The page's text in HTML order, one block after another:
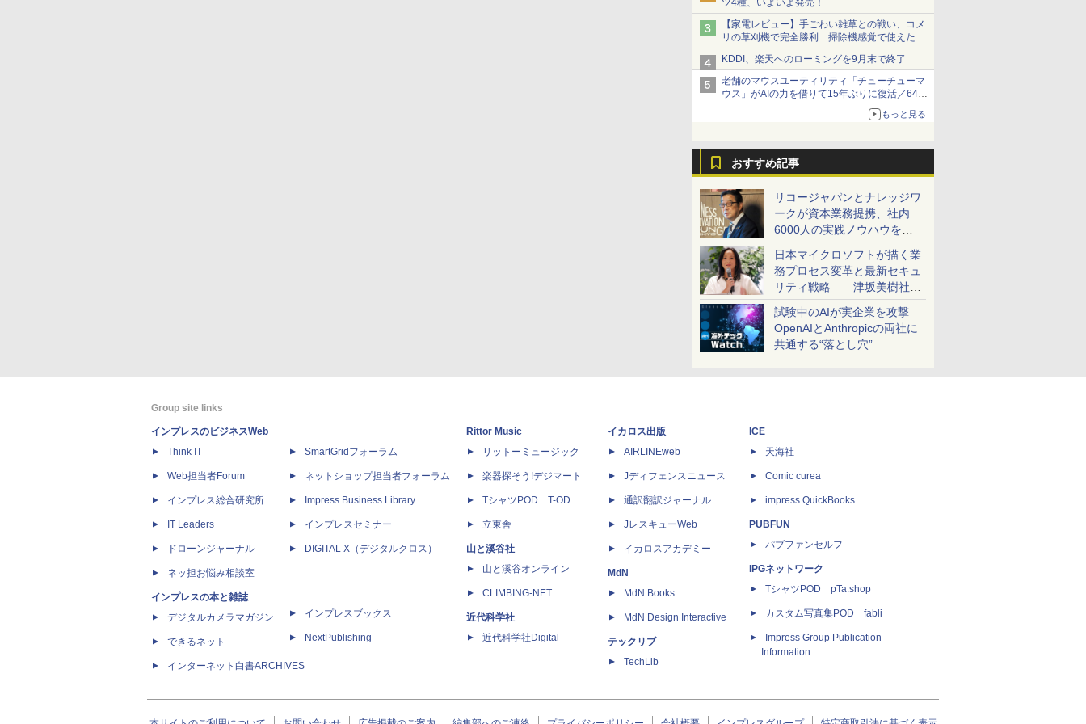
ツ4種、いよいよ発売！
【家電レビュー】手ごわい雑草との戦い、コメ
リの草刈機で完全勝利 掃除機感覚で使えた
KDDI、楽天へのローミングを9月末で終了
老舗のマウスユーティリティ「チューチューマ
ウス」がAIの力を借りて15年ぶりに復活／64bit
化、Windows 10/11、「Chrome」も走り回
る。復活記念で2026年末まで500円
もっと見る
おすすめ記事
リコージャパンとナレッジワ
ークが資本業務提携、社内
6000人の実践ノウハウを生
かした「AI商談記録 for
RICOH」を展開へ
日本マイクロソフトが描く業
務プロセス変革と最新セキュ
リティ戦略――津坂美樹社長
が2027年度戦略を説明
試験中のAIが実企業を攻撃
OpenAIとAnthropicの両社に
共通する“落とし穴”
Group site links
インプレスのビジネスWeb
Think IT
Web担当者Forum
インプレス総合研究所
IT Leaders
ドローンジャーナル
ネッ担お悩み相談室
インプレスの本と雑誌
デジタルカメラマガジン
できるネット
インターネット白書ARCHIVES
SmartGridフォーラム
ネットショップ担当者フォーラム
Impress Business Library
インプレスセミナー
DIGITAL X（デジタルクロス）
インプレスブックス
NextPublishing
Rittor Music
リットーミュージック
楽器探そう!デジマート
TシャツPOD T-OD
立東舎
山と溪谷社
山と溪谷オンライン
CLIMBING-NET
近代科学社
近代科学社Digital
イカロス出版
AIRLINEweb
Jディフェンスニュース
通訳翻訳ジャーナル
JレスキューWeb
イカロスアカデミー
MdN
MdN Books
MdN Design Interactive
テックリブ
TechLib
ICE
天海社
Comic curea
impress QuickBooks
PUBFUN
パブファンセルフ
IPGネットワーク
TシャツPOD pTa.shop
カスタム写真集POD fabli
Impress Group Publication
Information